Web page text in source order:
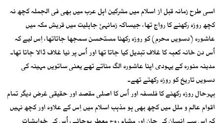
اسی طرح زمانہ قبل از اسلام میں مشرکین اہل عرب میں بھی فی الجملہ کچھ نہ
کچھ روزہ رکھنے کا رواج تھا، جیساکہ زمانہئ جاہلیت میں قریش مکہ میں
عاشورہ (دسویں محرم) کو روزہ رکھنا مستحسن سمجھا جاتاتھا، اِس لیے کہ
اُس دن خانہ کعبہ کا غلاف تبدیل کیا جاتا تھا اور اُس پر نیا غلاف ڈالا جاتا تھا۔
مدینہ منورہ کے یہودی اپنا عاشورہ الگ مناتے تھے یعنی ساتویں مہینہ کی
دسویں تاریخ کو روزہ رکھتے تھے۔
بہرحال روزہ رکھنے کا فلسفہ اور اُس کا اصلی مقصد اور حقیقی غرض دیگر تمام
اقوام عالم و ملل میں کچھ بھی ہو مذہب اسلام میں اِس کے علاوہ اور کچھ نہیں